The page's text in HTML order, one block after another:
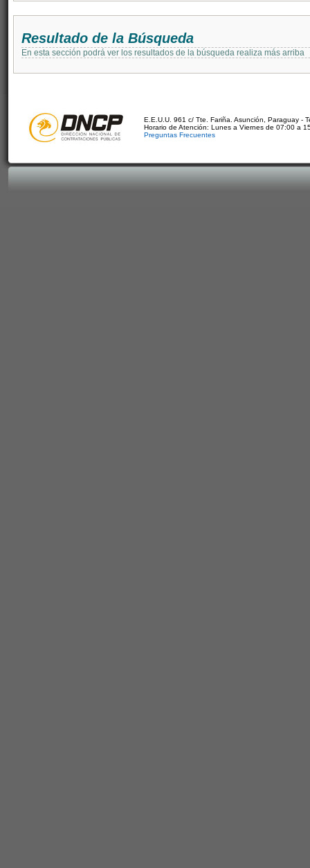
Resultado de la Búsqueda
En esta sección podrá ver los resultados de la búsqueda realiza más arriba
E.E.U.U. 961 c/ Tte. Fariña. Asunción, Paraguay -
Horario de Atención: Lunes a Viernes de 07:00 a
Preguntas Frecuentes